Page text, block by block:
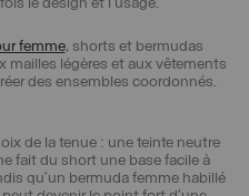
le design et l’usage.
femme, shorts et bermudas
mailles légères et aux vêtements
des ensembles coordonnés.
de la tenue : une teinte neutre
fait du short une base facile à
qu’un bermuda femme habillé